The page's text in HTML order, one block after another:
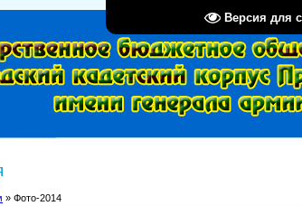
Версия для
» Фото-2014